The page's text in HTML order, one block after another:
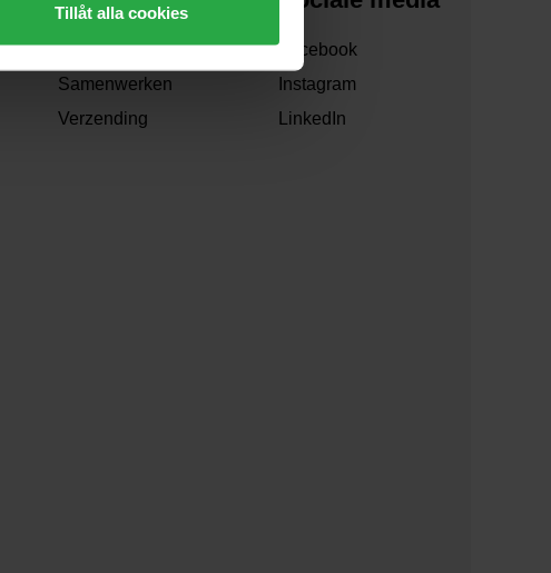
Tillåt alla cookies
Over ons
Samenwerken
Verzending
Facebook
Instagram
LinkedIn